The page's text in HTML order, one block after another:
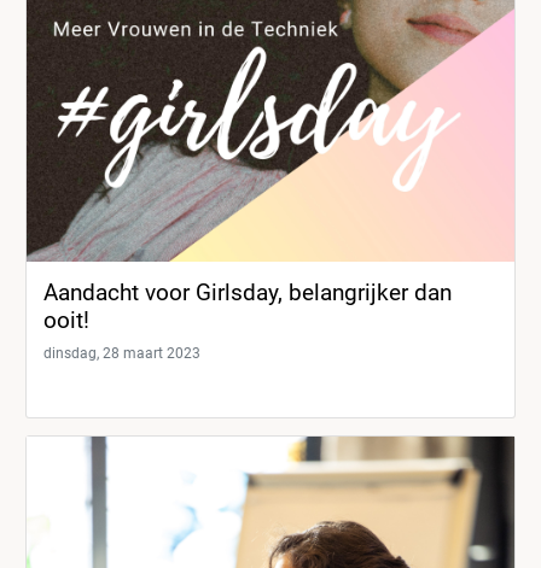
Aandacht voor Girlsday, belangrijker dan
ooit!
dinsdag, 28 maart 2023